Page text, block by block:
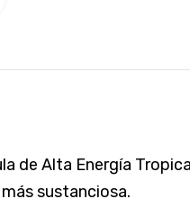
de Alta Energía
sustanciosa.